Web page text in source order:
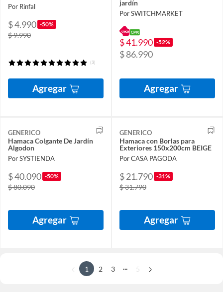
Por Rinfal
$ 4.990 -50%
$ 9.990
(3)
Agregar
jardín
Por SWITCHMARKET
$ 41.990 -52%
$ 86.990
Agregar
GENERICO
Hamaca Colgante De Jardín
Algodon
Por SYSTIENDA
$ 40.090 -50%
$ 80.090
Agregar
GENERICO
Hamaca con Borlas para
Exteriores 150x200cm BEIGE
Por CASA PAGODA
$ 21.790 -31%
$ 31.790
Agregar
1 2 3 ... 5